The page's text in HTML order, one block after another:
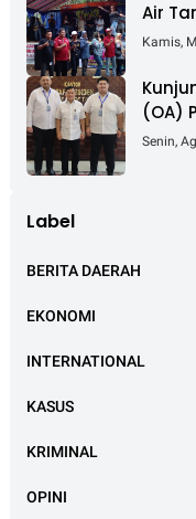
Air
Kamis,
(OA)
Senin,
Label
BERITA DAERAH
EKONOMI
INTERNATIONAL
KASUS
KRIMINAL
OPINI